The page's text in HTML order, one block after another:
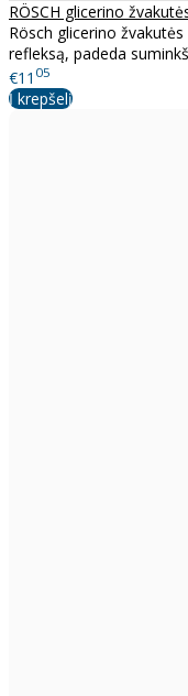
RÖSCH glicerino
Rösch glicerino
refleksą, padeda
€11 05
Į krepšelį